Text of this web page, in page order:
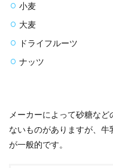
小麦
大麦
ドライフルーツ
ナッツ
メーカーによって砂糖な
ないものがありますが、
が一般的です。